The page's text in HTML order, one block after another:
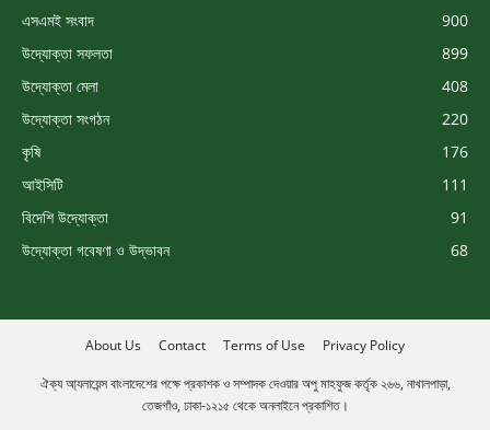
এসএমই সংবাদ
900
উদ্যোক্তা সফলতা
899
উদ্যোক্তা মেলা
408
উদ্যোক্তা সংগঠন
220
কৃষি
176
আইসিটি
111
বিদেশি উদ্যোক্তা
91
উদ্যোক্তা গবেষণা ও উদ্ভাবন
68
About Us Contact Terms of Use Privacy Policy
ঐক্য আ্যলায়েন্স বাংলাদেশের পক্ষে প্রকাশক ও সম্পাদক দেওয়ার অপু মাহফুজ কর্তৃক ২৬৬, নাখালপাড়া,
তেজগাঁও, ঢাকা-১২১৫ থেকে অনলাইনে প্রকাশিত।